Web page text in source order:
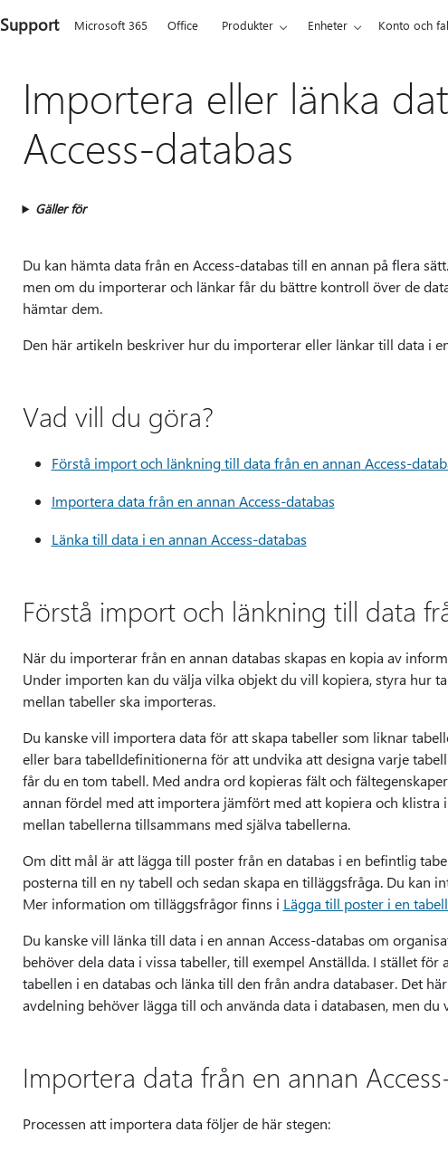
Support Microsoft 365 Office Produkter Enheter Konto och
Importera eller länka
Access-databas
Gäller för
Du kan hämta data från en Access-databas till en annan på flera
men om du importerar och länkar får du bättre kontroll över de
hämtar dem.
Den här artikeln beskriver hur du importerar eller länkar till data i
Vad vill du göra?
Förstå import och länkning till data från en annan Access-
Importera data från en annan Access-databas
Länka till data i en annan Access-databas
Förstå import och länkning till data
När du importerar från en annan databas skapas en kopia av
Under importen kan du välja vilka objekt du vill kopiera, styra hur
mellan tabeller ska importeras.
Du kanske vill importera data för att skapa tabeller som liknar
eller bara tabelldefinitionerna för att undvika att designa varje
får du en tom tabell. Med andra ord kopieras fält och
annan fördel med att importera jämfört med att kopiera och
mellan tabellerna tillsammans med själva tabellerna.
Om ditt mål är att lägga till poster från en databas i en befintlig
posterna till en ny tabell och sedan skapa en tilläggsfråga. Du kan
Mer information om tilläggsfrågor finns i Lägga till poster i en
Du kanske vill länka till data i en annan Access-databas om
behöver dela data i vissa tabeller, till exempel Anställda. I stället
tabellen i en databas och länka till den från andra databaser. Det
avdelning behöver lägga till och använda data i databasen, men
Importera data från en annan
Processen att importera data följer de här stegen: